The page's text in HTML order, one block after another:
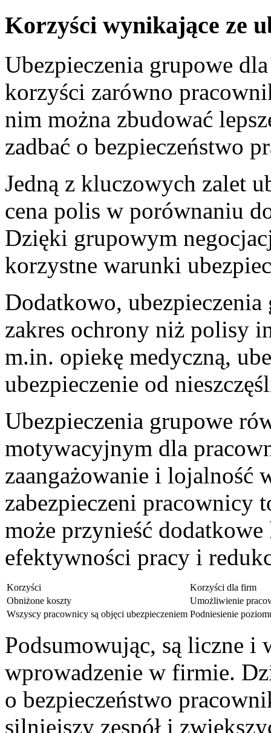
Korzyści wynikające ze
Ubezpieczenia grupowe‌
korzyści zarówno
nim można zbudować
zadbać o bezpieczeństwo
Jedną z‌ kluczowych zalet
cena polis w porównaniu
Dzięki grupowym
korzystne warunki
Dodatkowo,
zakres ochrony niż polisy
m.in. opiekę medyczną,
ubezpieczenie od
Ubezpieczenia grupowe
motywacyjnym‌ dla
zaangażowanie i lojalność
zabezpieczeni pracownicy
może przynieść⁤
efektywności pracy i
Korzyści
Korzyści dla firm
Obniżone koszty
Umożliwienie
Wszyscy pracownicy są objęci ubezpieczeniem Podniesienie​
Podsumowując, są liczne i
wprowadzenie w firmie.
o bezpieczeństwo
silniejszy ⁤zespół i